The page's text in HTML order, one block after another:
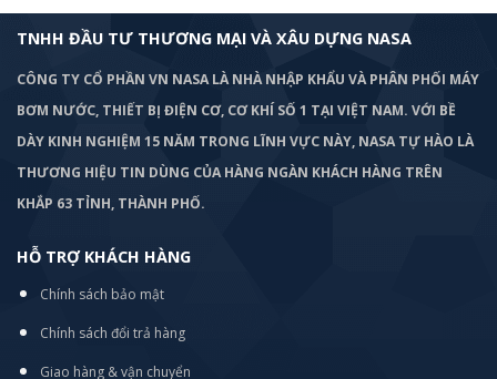
TNHH ĐẦU TƯ THƯƠNG MẠI VÀ XÂU DỰNG NASA
CÔNG TY CỔ PHẦN VN NASA LÀ NHÀ NHẬP KHẨU VÀ PHÂN PHỐI MÁY
BƠM NƯỚC, THIẾT BỊ ĐIỆN CƠ, CƠ KHÍ SỐ 1 TẠI VIỆT NAM. VỚI BỀ
DÀY KINH NGHIỆM 15 NĂM TRONG LĨNH VỰC NÀY, NASA TỰ HÀO LÀ
THƯƠNG HIỆU TIN DÙNG CỦA HÀNG NGÀN KHÁCH HÀNG TRÊN
KHẮP 63 TỈNH, THÀNH PHỐ.
HỖ TRỢ KHÁCH HÀNG
Chính sách bảo mật
Chính sách đổi trả hàng
Giao hàng & vận chuyển